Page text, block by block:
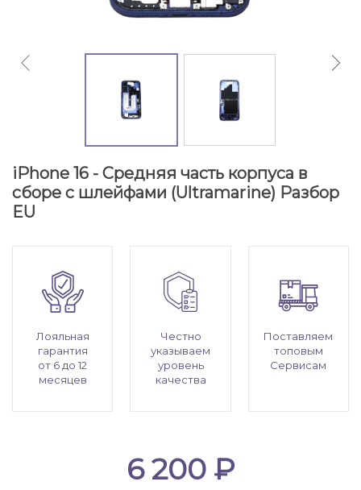
iPhone 16 - Средняя часть корпуса в
сборе с шлейфами (Ultramarine) Разбор
EU
Лояльная
гарантия
от 6 до 12
месяцев
Честно
указываем
уровень
качества
Поставляем
топовым
Сервисам
6 200 ₽